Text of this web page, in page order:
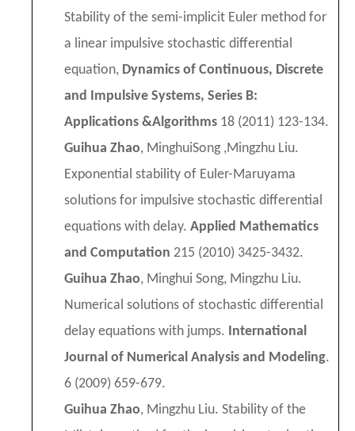
Stability of the semi-implicit Euler method for
a linear impulsive stochastic differential
equation, Dynamics of Continuous, Discrete
and Impulsive Systems, Series B:
Applications &Algorithms 18 (2011) 123-134.
Guihua Zhao, MinghuiSong ,Mingzhu Liu.
Exponential stability of Euler-Maruyama
solutions for impulsive stochastic differential
equations with delay. Applied Mathematics
and Computation 215 (2010) 3425-3432.
Guihua Zhao, Minghui Song, Mingzhu Liu.
Numerical solutions of stochastic differential
delay equations with jumps. International
Journal of Numerical Analysis and Modeling.
6 (2009) 659-679.
Guihua Zhao, Mingzhu Liu. Stability of the